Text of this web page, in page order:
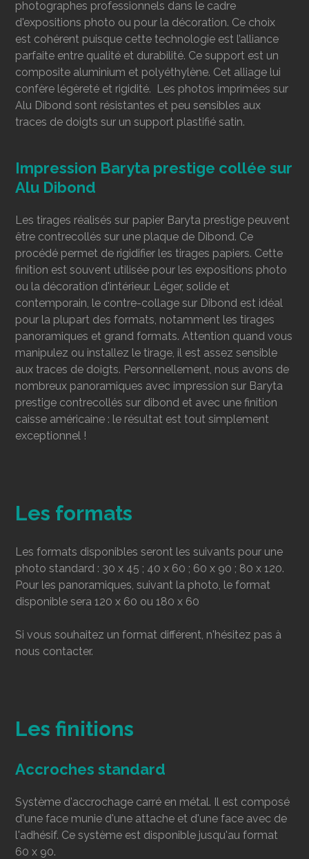
photographes professionnels dans le cadre
d'expositions photo ou pour la décoration. Ce choix
est cohérent puisque cette technologie est l’alliance
parfaite entre qualité et durabilité. Ce support est un
composite aluminium et polyéthylène. Cet alliage lui
confère légèreté et rigidité. Les photos imprimées sur
Alu Dibond sont résistantes et peu sensibles aux
traces de doigts sur un support plastifié satin.
Impression Baryta prestige collée sur
Alu Dibond
Les tirages réalisés sur papier Baryta prestige peuvent
être contrecollés sur une plaque de Dibond. Ce
procédé permet de rigidifier les tirages papiers. Cette
finition est souvent utilisée pour les expositions photo
ou la décoration d'intérieur. Léger, solide et
contemporain, le contre-collage sur Dibond est idéal
pour la plupart des formats, notamment les tirages
panoramiques et grand formats. Attention quand vous
manipulez ou installez le tirage, il est assez sensible
aux traces de doigts. Personnellement, nous avons de
nombreux panoramiques avec impression sur Baryta
prestige contrecollés sur dibond et avec une finition
caisse américaine : le résultat est tout simplement
exceptionnel !
Les formats
Les formats disponibles seront les suivants pour une
photo standard : 30 x 45 ; 40 x 60 ; 60 x 90 ; 80 x 120.
Pour les panoramiques, suivant la photo, le format
disponible sera 120 x 60 ou 180 x 60
Si vous souhaitez un format différent, n'hésitez pas à
nous contacter.
Les finitions
Accroches standard
Système d'accrochage carré en métal. Il est composé
d'une face munie d'une attache et d'une face avec de
l'adhésif. Ce système est disponible jusqu'au format
60 x 90.